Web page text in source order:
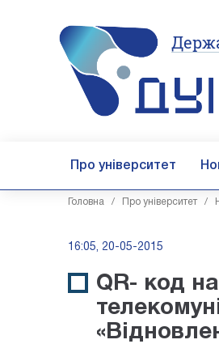
Про університет
Головна / Про університет/
16:05, 20-05-2015
QR- код